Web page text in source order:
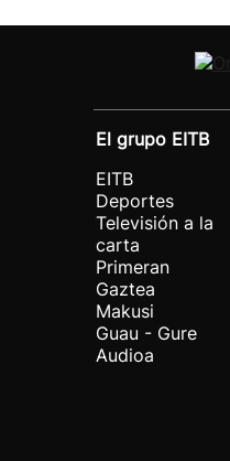
El grupo EITB
EITB
Deportes
Televisión a la
carta
Primeran
Gaztea
Makusi
Guau - Gure
Audioa